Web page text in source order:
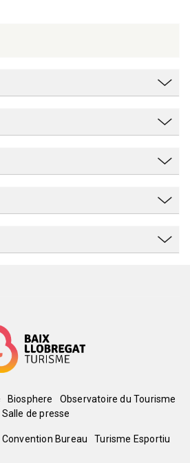
Biosphere
Observatoire du Tourisme
Salle de presse
Convention Bureau Turisme Esportiu